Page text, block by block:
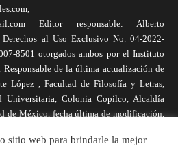
Editor responsable: Alberto
Derechos al Uso Exclusivo No. 04-2022-
8501 otorgados ambos por el Instituto
Responsable de la última actualización de
López , Facultad de Filosofía y Letras,
Universitaria, Colonia Copilco, Alcaldía
de México, fecha última de modificación,
de la revista, ni de Universidad Nacional
sitio web para brindarle la mejor